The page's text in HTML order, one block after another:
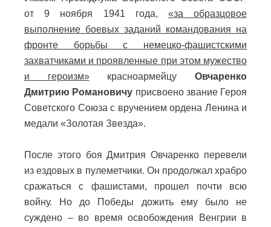
от 9 ноября 1941 года, «за образцовое
выполнение боевых заданий командования на
фронте борьбы с немецко-фашистскими
захватчиками и проявленные при этом мужество
и героизм»красноармейцуОвчаренко
Дмитрию Романовичу присвоено звание Героя
Советского Союза с вручением ордена Ленина и
медали «Золотая Звезда».
После этого боя Дмитрия Овчаренко перевели
из ездовых в пулеметчики. Он продолжал храбро
сражаться с фашистами, прошел почти всю
войну. Но до Победы дожить ему было не
суждено – во время освобождения Венгрии в